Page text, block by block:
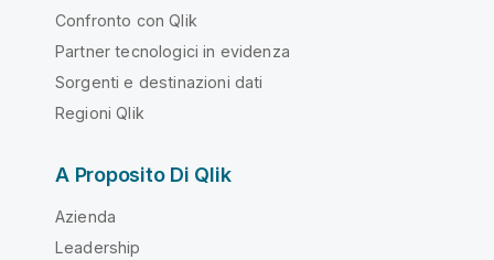
Confronto con Qlik
Partner tecnologici in evidenza
Sorgenti e destinazioni dati
Regioni Qlik
A Proposito Di Qlik
Azienda
Leadership